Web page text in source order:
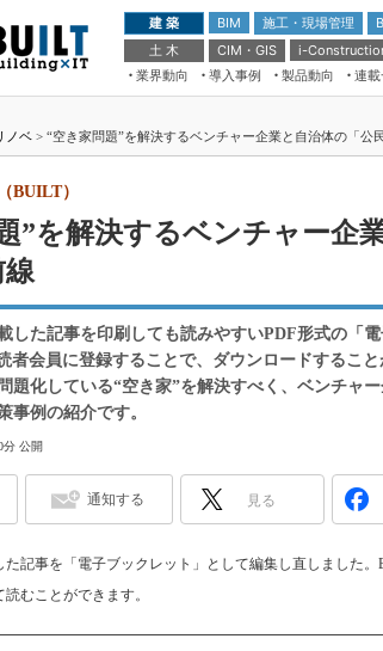
建 築 BIM 施工・現場管理
土 木
CIM・GIS i-
業界動向
導入事例 製品動向 連
ドローンがもたらす建設業界の“
ムチェンジ” Ver.2.0
“Society5.0”時代のスマートビル
第8回 国際 建設
築・土木・不動
メンテナンス・
日本 ものづくり
メンテナンス・
ノベ > “空き家問題”を解決するベンチャー企業と自治体の「公
”を解決するベンチャー企
BUILT）
した記事を印刷しても読みやすいPDF形式の「
者会員に登録することで、ダウンロードするこ
題化している“空き家”を解決すべく、ベンチャ
事例の紹介です。
分 公開
通知する 見る
た記事を「電子ブックレット」として編集し直しました
むことができます。